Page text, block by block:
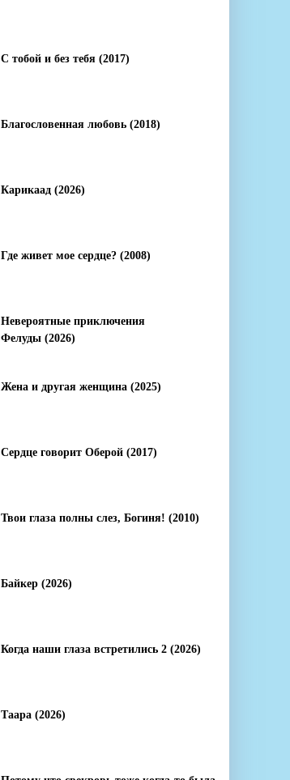
С тобой и без тебя (2017)
Благословенная любовь (2018)
Карикаад (2026)
Где живет мое сердце? (2008)
Невероятные приключения
Фелуды (2026)
Жена и другая женщина (2025)
Сердце говорит Оберой (2017)
Твои глаза полны слез, Богиня! (2010)
Байкер (2026)
Когда наши глаза встретились 2 (2026)
Таара (2026)